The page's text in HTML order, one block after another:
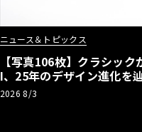
ニュース＆トピックス
【写真106枚】クラシッ
I、25年のデザイン進化を
2026 8/3